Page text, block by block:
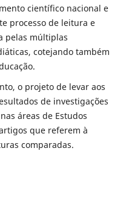
científico nacional e
processo de leitura e
pelas múltiplas
cotejando também
o projeto de levar aos
de investigações
áreas de Estudos
que referem à
comparadas.